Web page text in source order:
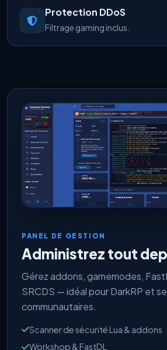
Protection DDoS
Filtrage gaming inclus.
PANEL DE GESTION
Administrez tout
Gérez addons, gamemodes,
SRCDS — idéal pour DarkRP et
communautaires.
Scanner de sécurité Lua & addons
Workshop & FastDL